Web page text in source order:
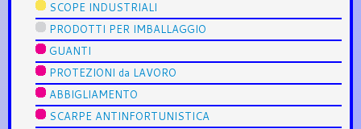
SCOPE INDUSTRIALI
PRODOTTI PER IMBALLAGGIO
GUANTI
PROTEZIONI da LAVORO
ABBIGLIAMENTO
SCARPE ANTINFORTUNISTICA